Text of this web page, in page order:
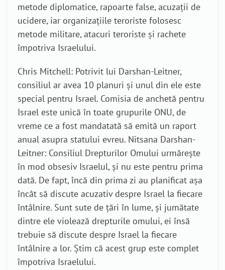
metode diplomatice, rapoarte false, acuzații de
ucidere, iar organizațiile teroriste folosesc
metode militare, atacuri teroriste și rachete
împotriva Israelului.
Chris Mitchell: Potrivit lui Darshan-Leitner,
consiliul ar avea 10 planuri și unul din ele este
special pentru Israel. Comisia de anchetă pentru
Israel este unică în toate grupurile ONU, de
vreme ce a fost mandatată să emită un raport
anual asupra statului evreu. Nitsana Darshan-
Leitner: Consiliul Drepturilor Omului urmărește
în mod obsesiv Israelul, și nu este pentru prima
dată. De fapt, încă din prima zi au planificat așa
încât să discute acuzativ despre Israel la fiecare
întâlnire. Sunt sute de țări în lume, și jumătate
dintre ele violează drepturile omului, ei însă
trebuie să discute despre Israel la fiecare
întâlnire a lor. Știm că acest grup este complet
împotriva Israelului.